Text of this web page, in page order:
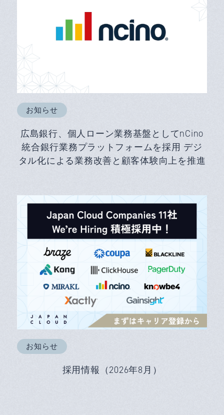
お知らせ
広島銀行、個人ローン業務基盤としてnCino
統合銀行業務プラットフォームを採用 デジ
タル化による業務改善と顧客体験向上を推進
お知らせ
採用情報（2026年8月）